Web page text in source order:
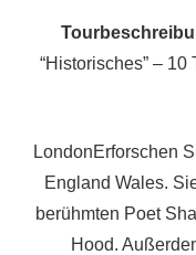
“Historisches” – 10
LondonErforschen
England Wales.
berühmten Poet
Hood.